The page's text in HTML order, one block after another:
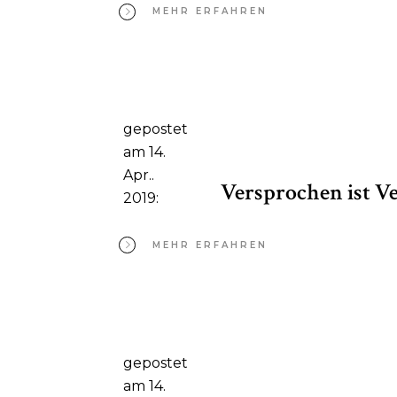
MEHR ERFAHREN
gepostet
am 14.
Apr..
2019:
Versprochen ist
MEHR ERFAHREN
gepostet
am 14.